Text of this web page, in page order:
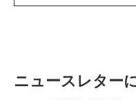
ニュースレター